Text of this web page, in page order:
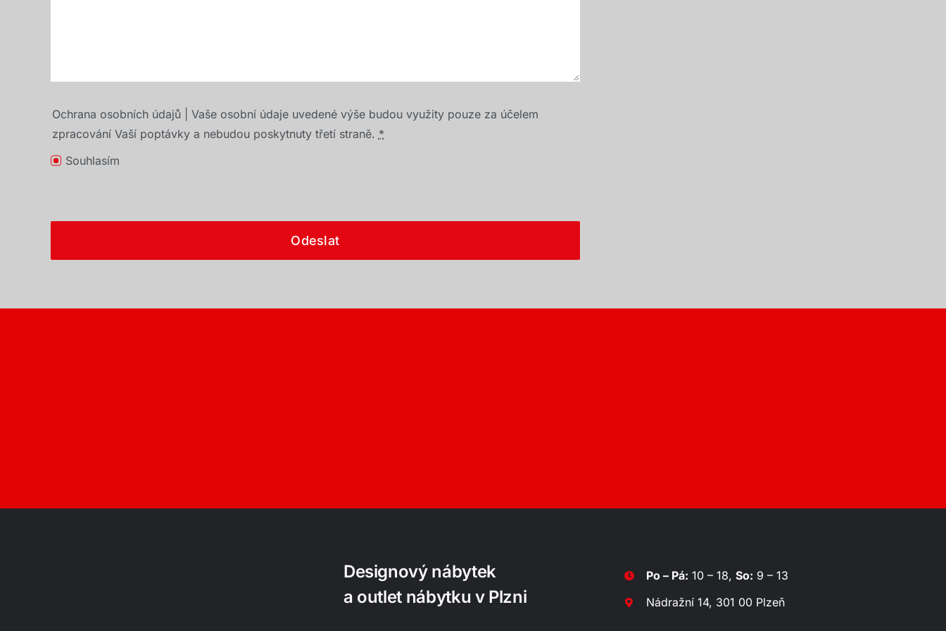
Ochrana osobních údajů | Vaše osobní údaje uvedené výše budou využity pouze za účelem
zpracování Vaší poptávky a nebudou poskytnuty třetí straně. *
Souhlasím
Odeslat
Designový nábytek
a outlet nábytku v Plzni
Po – Pá: 10 – 18,So: 9 – 13
Nádražní 14, 301 00 Plzeň